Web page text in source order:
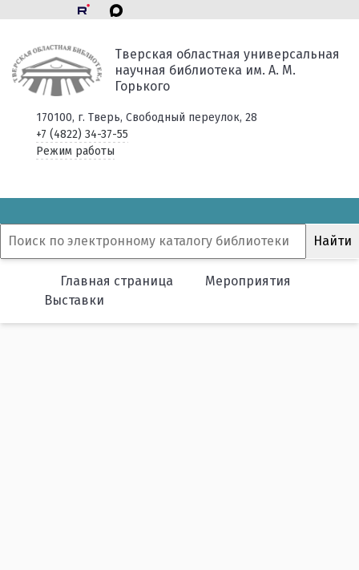
Тверская областная универсальная
научная библиотека им. А. М.
Горького
170100, г. Тверь, Свободный переулок, 28
+7 (4822) 34-37-55
Режим работы
Главная страница
Мероприятия
Выставки